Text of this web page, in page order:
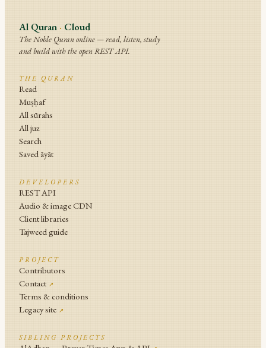
Al Quran · Cloud
The Noble Quran online — read, listen, study
and build with the open REST API.
THE QURAN
Read
Muṣḥaf
All sūrahs
All juz
Search
Saved āyāt
DEVELOPERS
REST API
Audio & image CDN
Client libraries
Tajweed guide
PROJECT
Contributors
Contact ↗
Terms & conditions
Legacy site ↗
SIBLING PROJECTS